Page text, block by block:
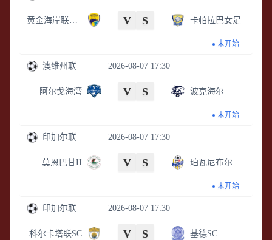
V S 卡帕拉巴女足
未开始
2026-08-07 17:30
澳维州联
阿尔戈海湾 V S 波克海尔
未开始
2026-08-07 17:30
印加尔联
莫恩巴甘II V S 珀瓦尼布尔
未开始
2026-08-07 17:30
印加尔联
科尔卡塔联SC V S 基德SC